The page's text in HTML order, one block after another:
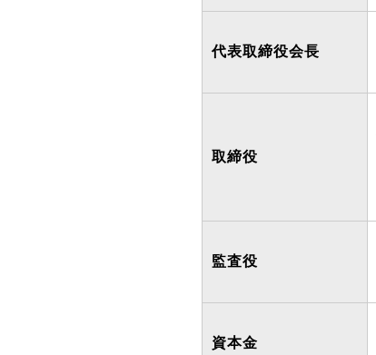
代表取締役会長
取締役
監査役
資本金